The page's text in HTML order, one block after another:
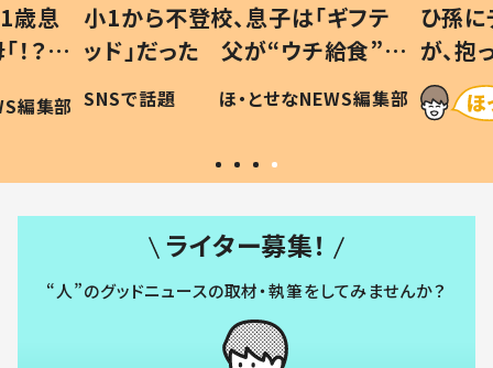
歳息
？」
編集部
小1から不登校、息子は「ギフテ
ッド」だった 父が“ウチ給食”を
作り続ける理由とは #令和の親
#令和の子
SNSで話題 ほ・とせなNEWS編集部
ひ孫
が、
「涙が
い」
ライター募集！
“人”のグッドニュースの取材・執筆をしてみませんか？